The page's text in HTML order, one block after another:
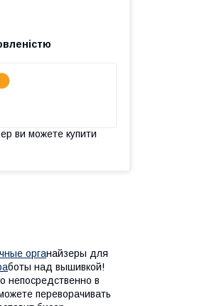
ви можете купити
органайзеры для
боты над вышивкой!
непосредственно в
переворачивать